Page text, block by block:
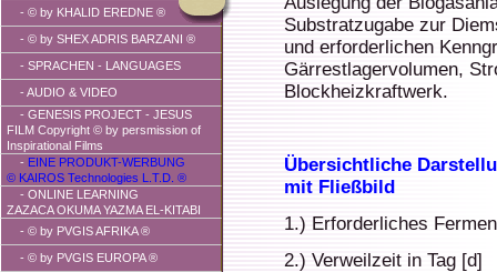
- © by KHALID EREDNE ®
- © by SHEX ADRIS BARZANI ®
- SPRACHEN - LANGUAGES
- AUDIO & VIDEO
- GENESIS PROJECT - JESUS
FILM Copyright © by persmission of
Inspirational Films
- EINE PRODUKT-WERBUNG
© KAIROS Technologies L.T.D. ®
- ONLINE LEARNING
ZAZACA OKUMA YAZMA EL-KITABI
- © by PVGIS AFRIKA ®
- © by PVGIS EUROPA ®
Substratzugabe zur
und erforderlichen
Gärrestlagervolumen,
Blockheizkraftwerk.
Übersichtliche
mit Fließbild
1.) Erforderliches
2.) Verweilzeit in Tag [d]